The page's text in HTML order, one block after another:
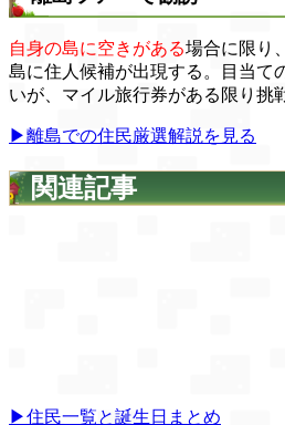
自身の島に空きがある場合に限り
島に住人候補が出現する。目当て
いが、マイル旅行券がある限り挑
▶離島での住民厳選解説を見る
関連記事
▶住民一覧と誕生日まとめ